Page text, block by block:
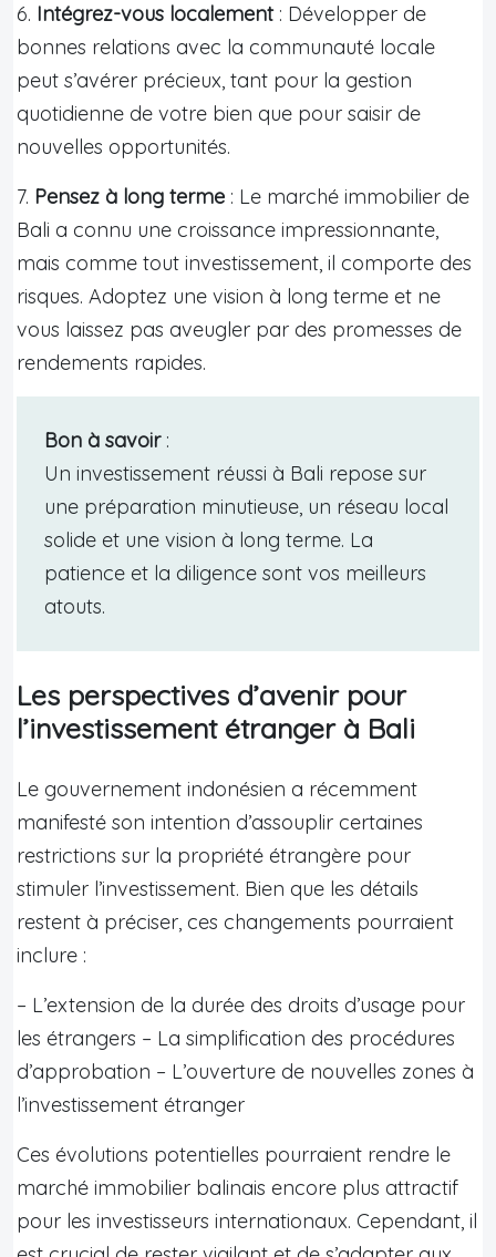
6. Intégrez-vous localement: Développer de
bonnes relations avec la communauté locale
peut s’avérer précieux, tant pour la gestion
quotidienne de votre bien que pour saisir de
nouvelles opportunités.
7. Pensez à long terme : Le marché immobilier de
Bali a connu une croissance impressionnante,
mais comme tout investissement, il comporte des
risques. Adoptez une vision à long terme et ne
vous laissez pas aveugler par des promesses de
rendements rapides.
Bon à savoir:
Un investissement réussi à Bali repose sur
une préparation minutieuse, un réseau local
solide et une vision à long terme. La
patience et la diligence sont vos meilleurs
atouts.
Les perspectives d’avenir pour
l’investissement étranger à Bali
Le gouvernement indonésien a récemment
manifesté son intention d’assouplir certaines
restrictions sur la propriété étrangère pour
stimuler l’investissement. Bien que les détails
restent à préciser, ces changements pourraient
inclure :
– L’extension de la durée des droits d’usage pour
les étrangers – La simplification des procédures
d’approbation – L’ouverture de nouvelles zones à
l’investissement étranger
Ces évolutions potentielles pourraient rendre le
marché immobilier balinais encore plus attractif
pour les investisseurs internationaux. Cependant, il